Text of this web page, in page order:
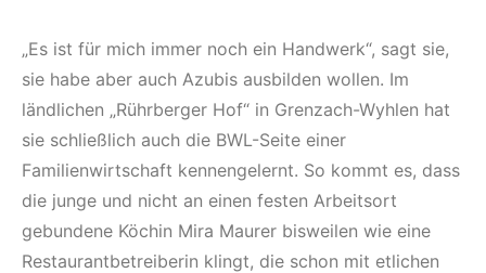
„Es ist für mich immer noch ein Handwerk“, sagt sie,
sie habe aber auch Azubis ausbilden wollen. Im
ländlichen „Rührberger Hof“ in Grenzach-Wyhlen hat
sie schließlich auch die BWL-Seite einer
Familienwirtschaft kennengelernt. So kommt es, dass
die junge und nicht an einen festen Arbeitsort
gebundene Köchin Mira Maurer bisweilen wie eine
Restaurantbetreiberin klingt, die schon mit etlichen